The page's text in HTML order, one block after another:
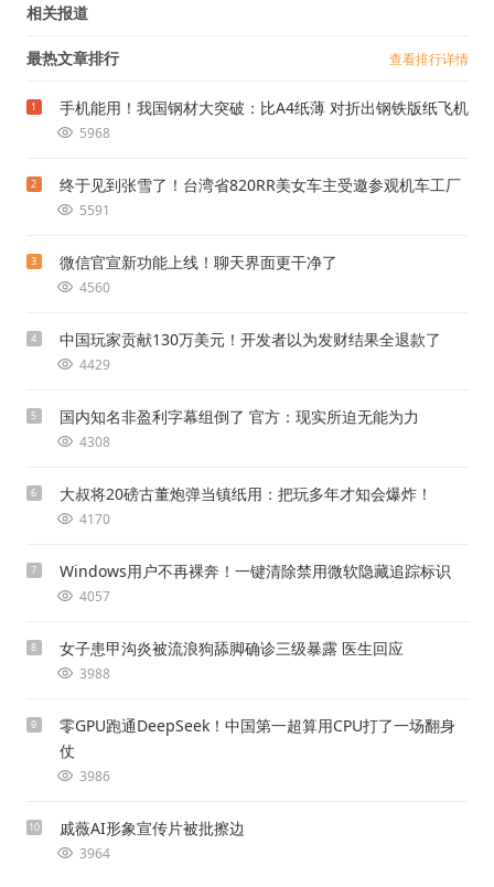
相关报道
最热文章排行 查看排行详情
1 手机能用！我国钢材大突破：比A4纸薄 对折出钢铁版纸飞机
5968
2 终于见到张雪了！台湾省820RR美女车主受邀参观机车工厂
5591
3 微信官宣新功能上线！聊天界面更干净了
4560
4 中国玩家贡献130万美元！开发者以为发财结果全退款了
4429
5 国内知名非盈利字幕组倒了 官方：现实所迫无能为力
4308
6 大叔将20磅古董炮弹当镇纸用：把玩多年才知会爆炸！
4170
7 Windows用户不再裸奔！一键清除禁用微软隐藏追踪标识
4057
8 女子患甲沟炎被流浪狗舔脚确诊三级暴露 医生回应
3988
9
零GPU跑通DeepSeek！中国第一超算用CPU打了一场翻身
仗
3986
10 戚薇AI形象宣传片被批擦边
3964